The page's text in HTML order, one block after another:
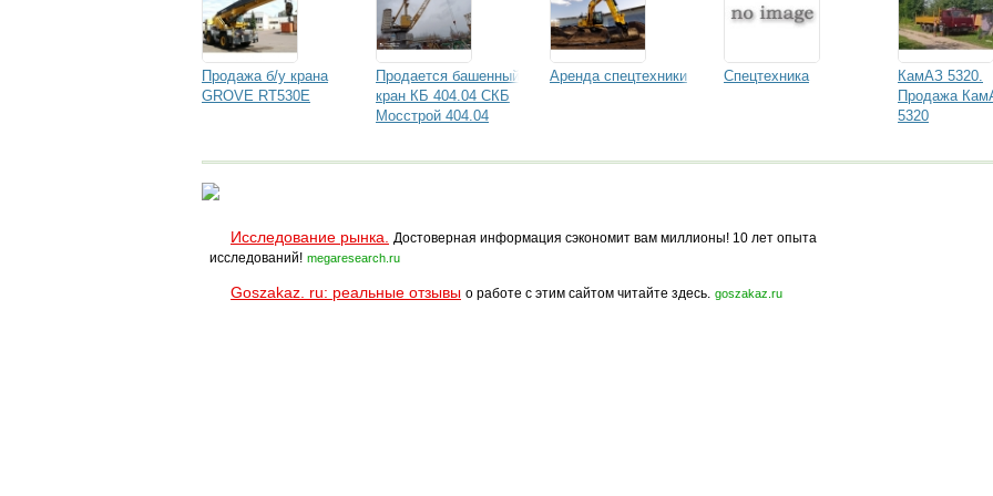
Продажа б/у крана
GROVE RT530E
Продается башенный
кран КБ 404.04 СКБ
Мосстрой 404.04
Аренда спецтехники Спецтехника
КамАЗ 5320.
Продажа
5320
Исследование рынка.
Достоверная информация сэкономит вам миллионы! 10 лет опыта
исследований! megaresearch.ru
Goszakaz. ru: реальные отзывы о работе с этим сайтом читайте здесь. goszakaz.ru